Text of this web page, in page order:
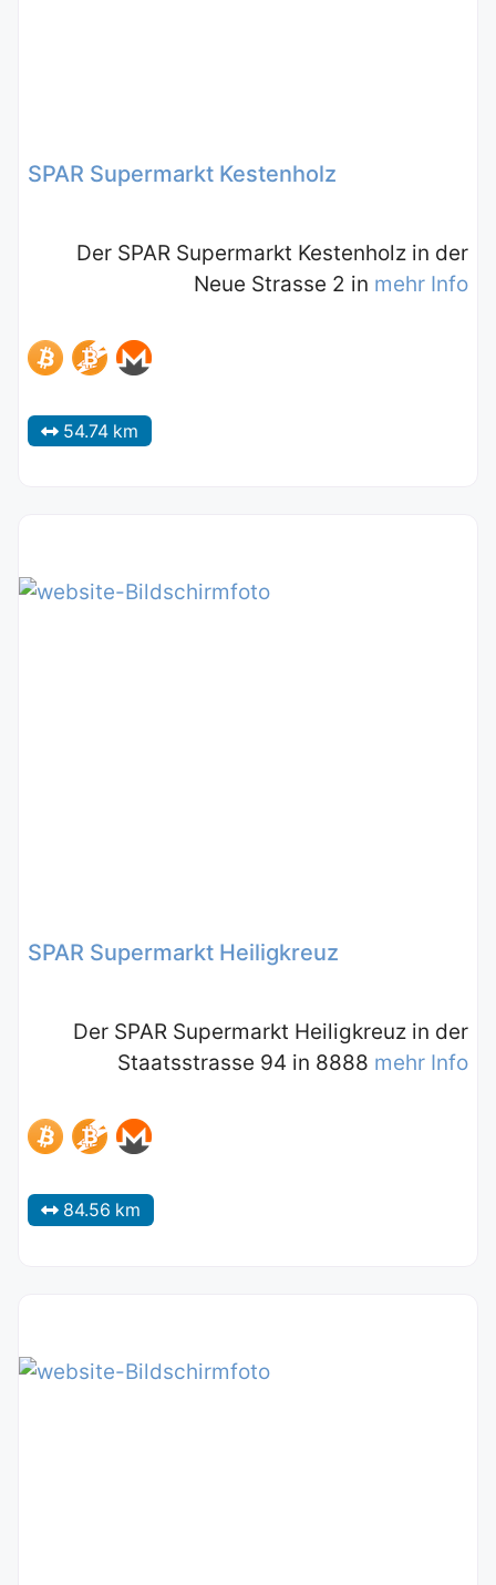
SPAR Supermarkt Kestenholz
Der SPAR Supermarkt Kestenholz in der
Neue Strasse 2 in mehr Info
54.74 km
SPAR Supermarkt Heiligkreuz
Der SPAR Supermarkt Heiligkreuz in der
Staatsstrasse 94 in 8888 mehr Info
84.56 km